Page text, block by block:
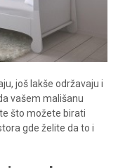
još lakše održavaju i
vašem mališanu
što možete birati
gde želite da to i